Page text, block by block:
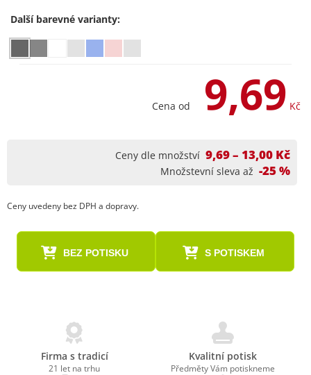
Další barevné varianty:
Cena od 9,69 Kč
Ceny dle množství 9,69 – 13,00 Kč
Množstevní sleva až -25 %
Ceny uvedeny bez DPH a dopravy.
BEZ POTISKU S POTISKEM
Firma s tradicí
21 let na trhu
Kvalitní potisk
Předměty Vám potiskneme